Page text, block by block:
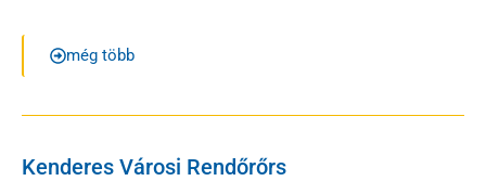
még több
Kenderes Városi Rendőrőrs